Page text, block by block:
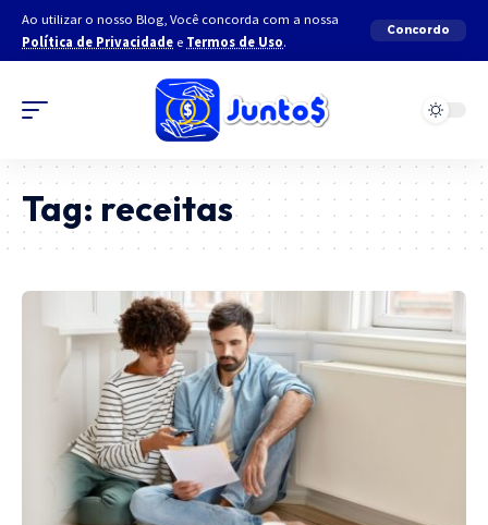
Ao utilizar o nosso Blog, Você concorda com a nossa
Política de Privacidade e Termos de Uso.
Concordo
Tag: receitas